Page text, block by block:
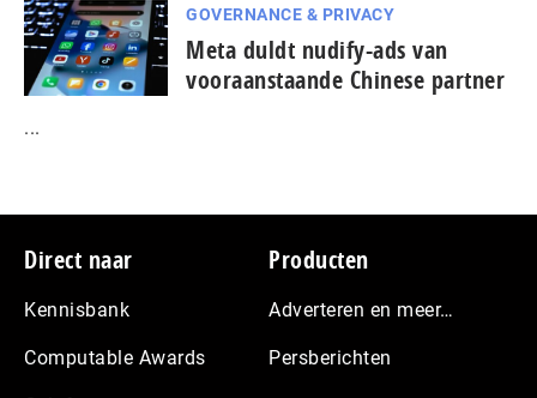
GOVERNANCE & PRIVACY
Meta duldt nudify-ads van
vooraanstaande Chinese partner
...
Footer
Direct naar
Kennisbank
Computable Awards
Producten
Adverteren en meer…
Persberichten